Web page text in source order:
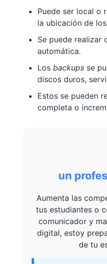
Puede ser local o
la ubicación de
Se puede realizar
automática.
Los backupsse
discos duros,
Estos se pueden
completa o
un
Aumenta las
tus estudiantes o
comunicador y
digital, estoy
de tu